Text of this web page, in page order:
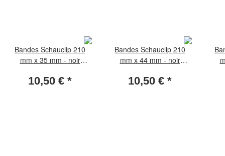
Bandes Schauclip 210
mm x 35 mm - noir
10,50 € *
Bandes Schauclip 210
mm x 44 mm - noir
10,50 € *